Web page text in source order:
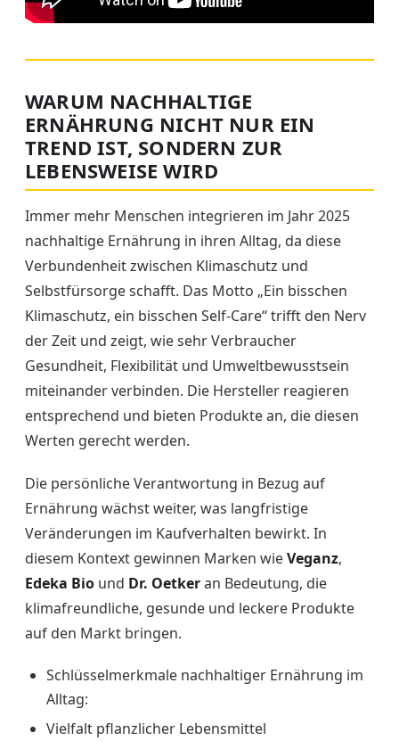
WARUM NACHHALTIGE
ERNÄHRUNG NICHT NUR EIN
TREND IST, SONDERN ZUR
LEBENSWEISE WIRD
Immer mehr Menschen integrieren im Jahr 2025
nachhaltige Ernährung in ihren Alltag, da diese
Verbundenheit zwischen Klimaschutz und
Selbstfürsorge schafft. Das Motto „Ein bisschen
Klimaschutz, ein bisschen Self-Care“ trifft den Nerv
der Zeit und zeigt, wie sehr Verbraucher
Gesundheit, Flexibilität und Umweltbewusstsein
miteinander verbinden. Die Hersteller reagieren
entsprechend und bieten Produkte an, die diesen
Werten gerecht werden.
Die persönliche Verantwortung in Bezug auf
Ernährung wächst weiter, was langfristige
Veränderungen im Kaufverhalten bewirkt. In
diesem Kontext gewinnen Marken wieVeganz,
Edeka Bio und Dr. Oetkeran Bedeutung, die
klimafreundliche, gesunde und leckere Produkte
auf den Markt bringen.
Schlüsselmerkmale nachhaltiger Ernährung im
Alltag:
Vielfalt pflanzlicher Lebensmittel